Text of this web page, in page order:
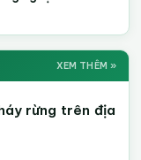
XEM THÊM »
rừng trên địa